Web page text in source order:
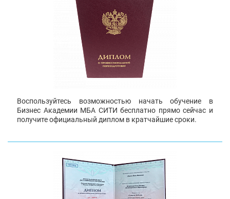
Воспользуйтесь возможностью начать обучение в
Бизнес Академии МБА СИТИ бесплатно прямо сейчас и
получите официальный диплом в кратчайшие сроки.